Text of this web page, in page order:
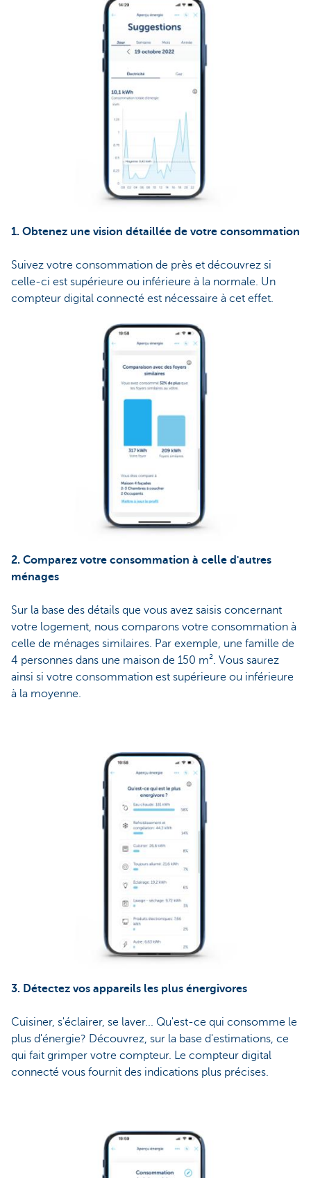
1. Obtenez une vision détaillée de votre consommation
Suivez votre consommation de près et découvrez si
celle-ci est supérieure ou inférieure à la normale. Un
compteur digital connecté est nécessaire à cet effet.
2. Comparez votre consommation à celle d'autres
ménages
Sur la base des détails que vous avez saisis concernant
votre logement, nous comparons votre consommation à
celle de ménages similaires. Par exemple, une famille de
4 personnes dans une maison de 150 m². Vous saurez
ainsi si votre consommation est supérieure ou inférieure
à la moyenne.
3. Détectez vos appareils les plus énergivores
Cuisiner, s'éclairer, se laver... Qu'est-ce qui consomme le
plus d'énergie? Découvrez, sur la base d'estimations, ce
qui fait grimper votre compteur. Le compteur digital
connecté vous fournit des indications plus précises.